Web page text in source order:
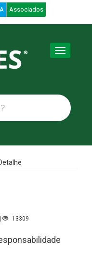
Associados
Toggle
13309